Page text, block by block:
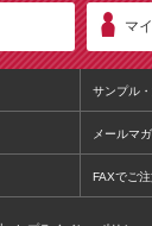
マ
サンプル
メールマ
FAXでご